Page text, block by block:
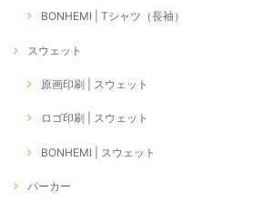
BONHEMI | Tシャツ（長袖）
スウェット
原画印刷 | スウェット
ロゴ印刷 | スウェット
BONHEMI | スウェット
パーカー